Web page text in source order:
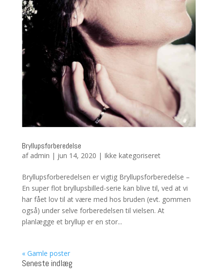
Bryllupsforberedelse
af admin | jun 14, 2020 | Ikke kategoriseret
Bryllupsforberedelsen er vigtig Bryllupsforberedelse –
En super flot bryllupsbilled-serie kan blive til, ved at vi
har fået lov til at være med hos bruden (evt. gommen
også) under selve forberedelsen til vielsen. At
planlægge et bryllup er en stor...
« Gamle poster
Seneste indlæg